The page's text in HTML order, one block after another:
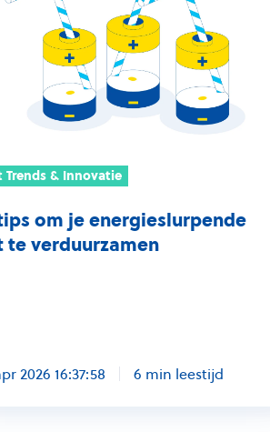
Trends & Innovatie
om je energieslurpende
te verduurzamen
2026 16:37:58 6 min leestijd